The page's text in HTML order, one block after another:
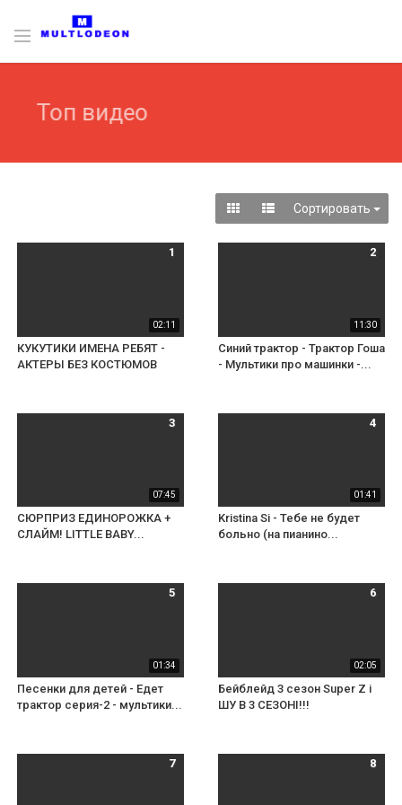
Топ видео
Сортировать
02:11
1
КУКУТИКИ ИМЕНА РЕБЯТ -
АКТЕРЫ БЕЗ КОСТЮМОВ
11:30
2
Синий трактор - Трактор Гоша
- Мультики про машинки -...
07:45
3
СЮРПРИЗ ЕДИНОРОЖКА +
СЛАЙМ! LITTLE BABY...
01:41
4
Kristina Si - Тебе не будет
больно (на пианино...
01:34
5
Песенки для детей - Едет
трактор серия-2 - мультики...
02:05
6
Бейблейд 3 сезон Super Z і
ШУ В 3 СЕЗОНІ!!!
7 8